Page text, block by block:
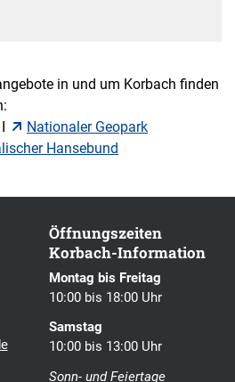
in und um Korbach finden
Nationaler Geopark
Hansebund
Öffnungszeiten
Korbach-Information
Montag bis Freitag
10:00 bis 18:00 Uhr
Samstag
10:00 bis 13:00 Uhr
Sonn- und Feiertage